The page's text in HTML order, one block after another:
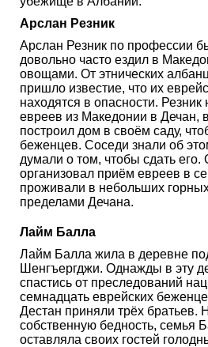
Арслан Резник
Арслан Резник по профессии
довольно часто ездил в
овощами. От этнических
пришло известие, что их
находятся в опасности. Резник
евреев из Македонии в Дечан,
построил дом в своём саду,
беженцев. Соседи знали об
думали о том, чтобы сдать его.
организовал приём евреев в
проживали в небольших
пределами Дечана.
Лайм Балла
Лайм Балла жила в деревне
Шенгъергджи. Однажды в эту
спастись от преследований
семнадцать еврейских
Дестан приняли трёх братьев.
собственную бедность, семья
оставляла своих гостей